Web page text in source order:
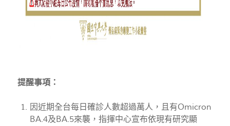
提醒事項：
因近期全台每日確診人數超過萬人，且有Omicron
BA.4及BA.5來襲，指揮中心宣布依現有研究顯